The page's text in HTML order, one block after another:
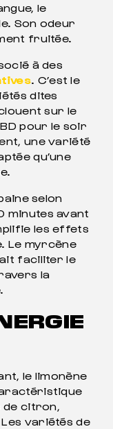
le
Son odeur
fruitée.
à des
. C’est le
dites
sur le
pour le soir
une variété
qu’une
selon
minutes avant
les effets
Le myrcène
faciliter le
la
le limonène
de citron,
variétés de